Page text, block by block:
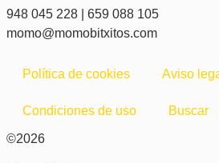
948 045 228 | 659 088 105
momo@momobitxitos.com
Política de cookies Aviso
Condiciones de uso Buscar
©2026